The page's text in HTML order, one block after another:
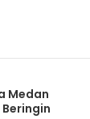
Medan